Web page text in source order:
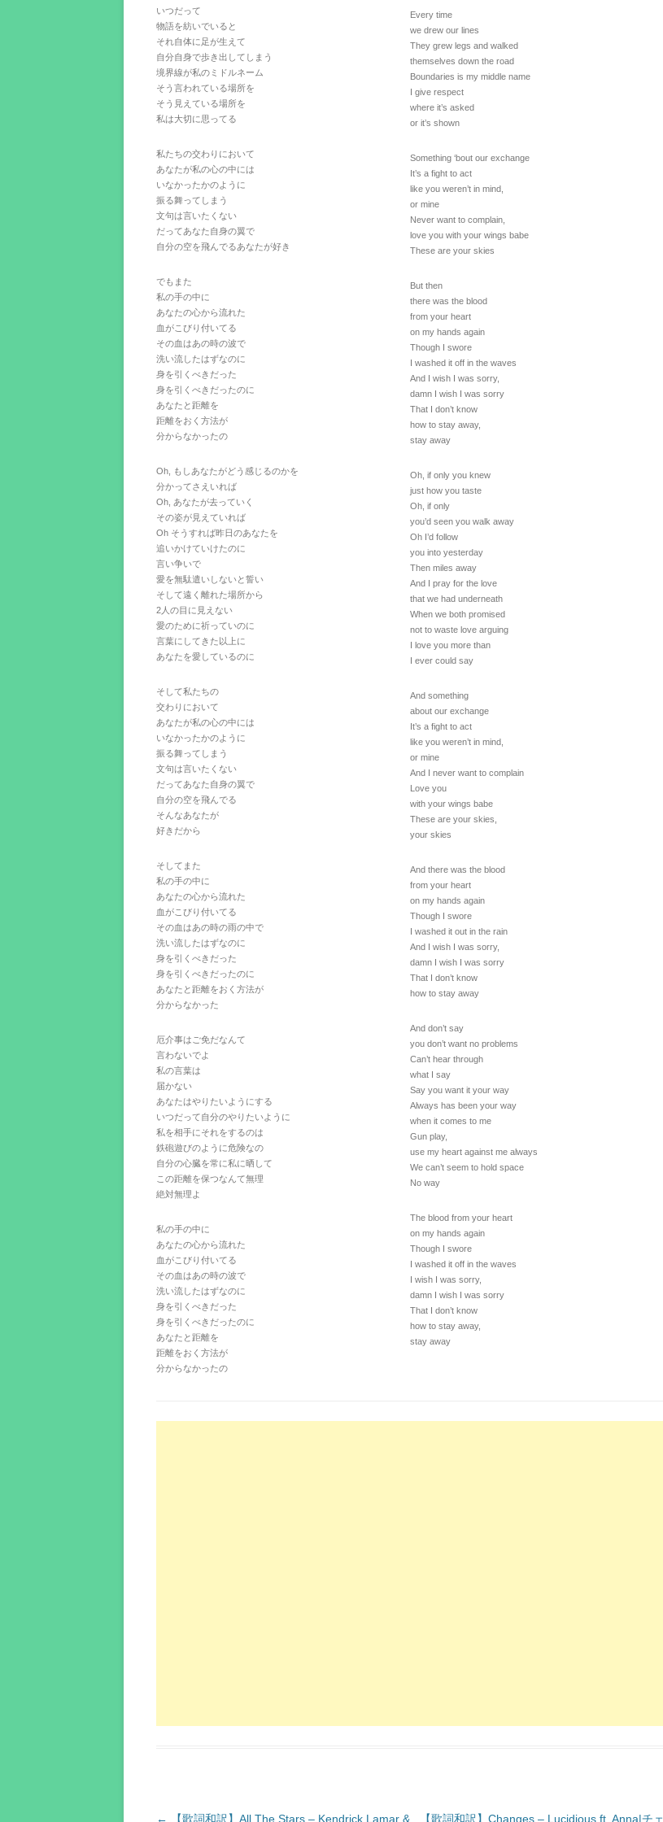
いつだって
物語を紡いでいると
それ自体に足が生えて
自分自身で歩き出してしまう
境界線が私のミドルネーム
そう言われている場所を
そう見えている場所を
私は大切に思ってる
私たちの交わりにおいて
あなたが私の心の中には
いなかったかのように
振る舞ってしまう
文句は言いたくない
だってあなた自身の翼で
自分の空を飛んでるあなたが好き
でもまた
私の手の中に
あなたの心から流れた
血がこびり付いてる
その血はあの時の波で
洗い流したはずなのに
身を引くべきだった
身を引くべきだったのに
あなたと距離を
距離をおく方法が
分からなかったの
Oh, もしあなたがどう感じるのかを
分かってさえいれば
Oh, あなたが去っていく
その姿が見えていれば
Oh そうすれば昨日のあなたを
追いかけていけたのに
言い争いで
愛を無駄遣いしないと誓い
そして遠く離れた場所から
2人の目に見えない
愛のために祈っていのに
言葉にしてきた以上に
あなたを愛しているのに
そして私たちの
交わりにおいて
あなたが私の心の中には
いなかったかのように
振る舞ってしまう
文句は言いたくない
だってあなた自身の翼で
自分の空を飛んでる
そんなあなたが
好きだから
そしてまた
私の手の中に
あなたの心から流れた
血がこびり付いてる
その血はあの時の雨の中で
洗い流したはずなのに
身を引くべきだった
身を引くべきだったのに
あなたと距離をおく方法が
分からなかった
厄介事はご免だなんて
言わないでよ
私の言葉は
届かない
あなたはやりたいようにする
いつだって自分のやりたいように
私を相手にそれをするのは
鉄砲遊びのように危険なの
自分の心臓を常に私に晒して
この距離を保つなんて無理
絶対無理よ
私の手の中に
あなたの心から流れた
血がこびり付いてる
その血はあの時の波で
洗い流したはずなのに
身を引くべきだった
身を引くべきだったのに
あなたと距離を
距離をおく方法が
分からなかったの
Every time
we drew our lines
They grew legs and walked
themselves down the road
Boundaries is my middle name
I give respect
where it’s asked
or it’s shown
Something ‘bout our exchange
It’s a fight to act
like you weren’t in mind,
or mine
Never want to complain,
love you with your wings babe
These are your skies
But then
there was the blood
from your heart
on my hands again
Though I swore
I washed it off in the waves
And I wish I was sorry,
damn I wish I was sorry
That I don’t know
how to stay away,
stay away
Oh, if only you knew
just how you taste
Oh, if only
you’d seen you walk away
Oh I’d follow
you into yesterday
Then miles away
And I pray for the love
that we had underneath
When we both promised
not to waste love arguing
I love you more than
I ever could say
And something
about our exchange
It’s a fight to act
like you weren’t in mind,
or mine
And I never want to complain
Love you
with your wings babe
These are your skies,
your skies
And there was the blood
from your heart
on my hands again
Though I swore
I washed it out in the rain
And I wish I was sorry,
damn I wish I was sorry
That I don’t know
how to stay away
And don’t say
you don’t want no problems
Can’t hear through
what I say
Say you want it your way
Always has been your way
when it comes to me
Gun play,
use my heart against me always
We can’t seem to hold space
No way
The blood from your heart
on my hands again
Though I swore
I washed it off in the waves
I wish I was sorry,
damn I wish I was sorry
That I don’t know
how to stay away,
stay away
投
← 【歌詞和訳】All The Stars – Kendrick Lamar & 【歌詞和訳】Changes – Lucidious ft. Anna|チェ